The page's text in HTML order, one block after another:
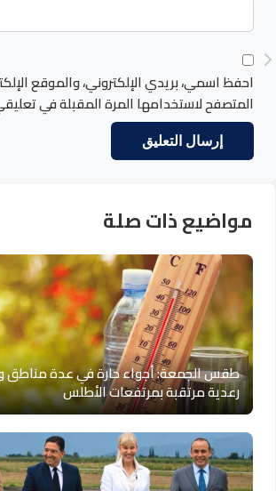
احفظ اسمي، بريدي الإلكتروني، والموقع
المتصفح لاستخدامها المرة المقبلة في
مواضيع ذات صلة
طقس الجمعة: أجواء حارة في عدة مناطق
رعدية مرتقبة بمرتفعات الأطلس